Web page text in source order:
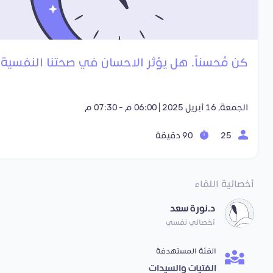
كن مُحسناً. هل يؤثر الاحسان في صحتنا
الجمعة, 16 أبريل 2025 | 06:00 م - 07:30 م
أخصائية اللقاء
د.نورة سعد
أخصائي نفسي
الفئة المستهدفة
الفتيات والسيدات